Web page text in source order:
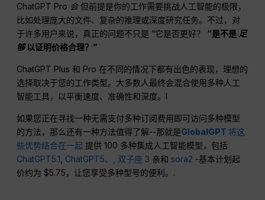
ChatGPT Pro 会但前提是你的工作需要挑战人工智能的极限，
比如处理庞大的文件、复杂的推理或深度研究任务。不过，对
于许多用户来说，真正的问题不只是 “它是否更好？ “是不是 足
够以证明价格合理？”
ChatGPT Plus 和 Pro 在不同的情况下都有出色的表现，理想的
选择取决于您的工作类型。大多数人最终会混合使用多种人工
智能工具，以平衡速度、准确性和深度。I
如果您正在寻找一种无需支付多种订阅费用即可访问多种模型
的方法，那么还有一种方法值得了解--那就是GlobalGPT 将这
些优势结合在一起 提供 100 多种集成人工智能模型，包括
ChatGPT5.1, ChatGPT5、, 双子座 3 亲和 sora2 -基本计划起
价约为 $5.75，让您享受多种型号的便利。.